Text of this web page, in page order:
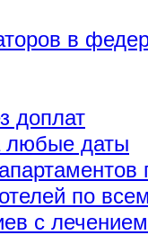
в
доплат
любые даты
по
с лечением